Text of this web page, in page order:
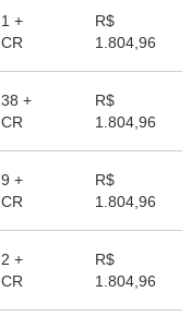
1 +
CR
R$
1.804,96
38 +
CR
R$
1.804,96
9 +
CR
R$
1.804,96
2 +
CR
R$
1.804,96